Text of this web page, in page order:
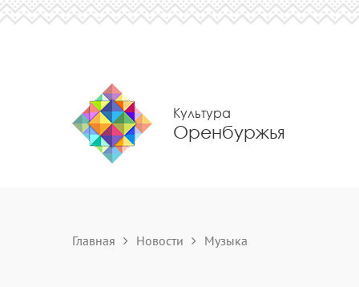
Культура
Оренбуржья
Главная Новости Музыка